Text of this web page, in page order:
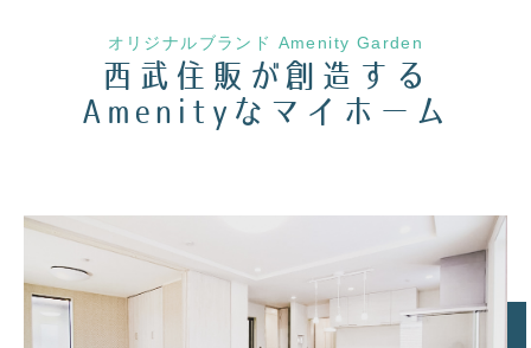
オリジナルブランド Amenity Garden
西武住販が創造する
Amenityなマイホーム